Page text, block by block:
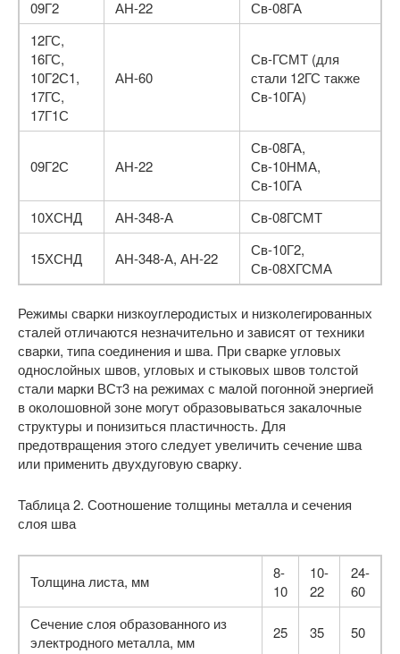
09Г2 АН-22
Св-08ГА
12ГС,
16ГС,
10Г2С1,
17ГС,
17Г1С
АН-60
Св-ГСМТ (для
стали 12ГС также
Св-10ГА)
09Г2С АН-22
Св-08ГА,
Св-10НМА,
Св-10ГА
10ХСНД
АН-348-А Св-08ГСМТ
15ХСНД АН-348-А, АН-22
Св-10Г2,
Св-08ХГСМА
Режимы сварки низкоуглеродистых и низколегированных
сталей отличаются незначительно и зависят от техники
сварки, типа соединения и шва. При сварке угловых
однослойных швов, угловых и стыковых швов толстой
стали марки ВСт3 на режимах с малой погонной энергией
в околошовной зоне могут образовываться закалочные
структуры и понизиться пластичность. Для
предотвращения этого следует увеличить сечение шва
или применить двухдуговую сварку.
Таблица 2. Соотношение толщины металла и сечения
слоя шва
Толщина листа, мм
8-
10
10-
22
24-
60
Сечение слоя образованного из
электродного металла, мм
25 35 50